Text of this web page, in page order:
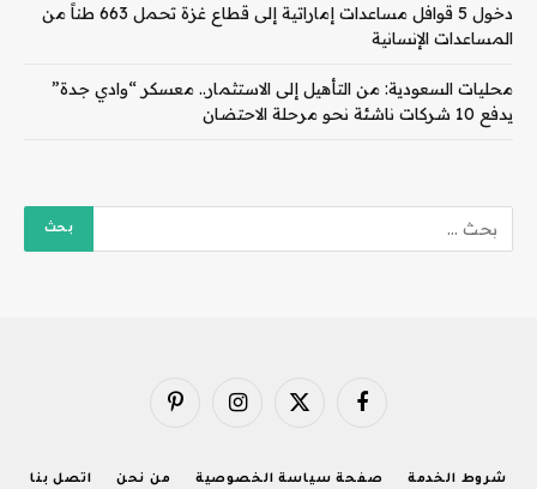
دخول 5 قوافل مساعدات إماراتية إلى قطاع غزة تحمل 663 طناً من
المساعدات الإنسانية
محليات السعودية: من التأهيل إلى الاستثمار.. معسكر “وادي جدة”
يدفع 10 شركات ناشئة نحو مرحلة الاحتضان
فيسبوك X
الانستغرامبينتيريست
شروط الخدمة صفحة سياسة الخصوصية من نحن اتصل بنا